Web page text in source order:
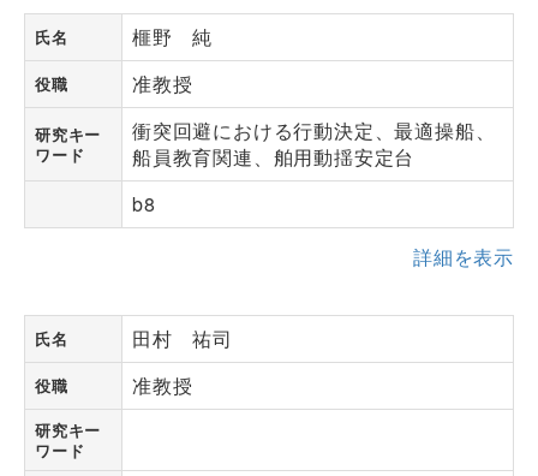
氏名 榧野 純
役職 准教授
研究キー
ワード
衝突回避における行動決定、最適操船、
船員教育関連、舶用動揺安定台
b8
詳細を表示
氏名 田村 祐司
役職 准教授
研究キー
ワード